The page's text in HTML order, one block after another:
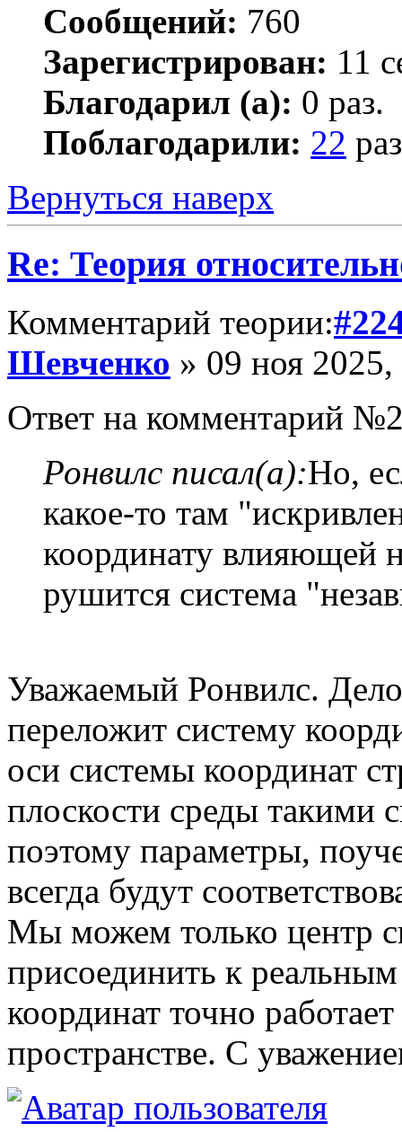
Сообщений: 760
Зарегистрирован: 11
Благодарил (а): 0 раз.
Поблагодарили: 22
Вернуться наверх
Re: Теория
Комментарий теории:
Шевченко » 09 ноя
Ответ на комментарий
Ронвилс писал(а):Но,
какое-то там
координату влияющей
рушится система
Уважаемый Ронвилс.
переложит систему
оси системы координат
плоскости среды такими
поэтому параметры,
всегда будут
Мы можем только центр
присоединить к
координат точно
пространстве. С